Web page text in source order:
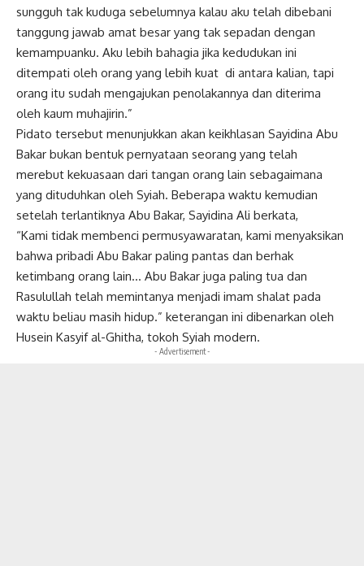
sungguh tak kuduga sebelumnya kalau aku telah dibebani
tanggung jawab amat besar yang tak sepadan dengan
kemampuanku. Aku lebih bahagia jika kedudukan ini
ditempati oleh orang yang lebih kuat di antara kalian, tapi
orang itu sudah mengajukan penolakannya dan diterima
oleh kaum muhajirin.”
Pidato tersebut menunjukkan akan keikhlasan Sayidina Abu
Bakar bukan bentuk pernyataan seorang yang telah
merebut kekuasaan dari tangan orang lain sebagaimana
yang dituduhkan oleh Syiah. Beberapa waktu kemudian
setelah terlantiknya Abu Bakar, Sayidina Ali berkata,
“Kami tidak membenci permusyawaratan, kami menyaksikan
bahwa pribadi Abu Bakar paling pantas dan berhak
ketimbang orang lain… Abu Bakar juga paling tua dan
Rasulullah telah memintanya menjadi imam shalat pada
waktu beliau masih hidup.” keterangan ini dibenarkan oleh
Husein Kasyif al-Ghitha, tokoh Syiah modern.
- Advertisement -